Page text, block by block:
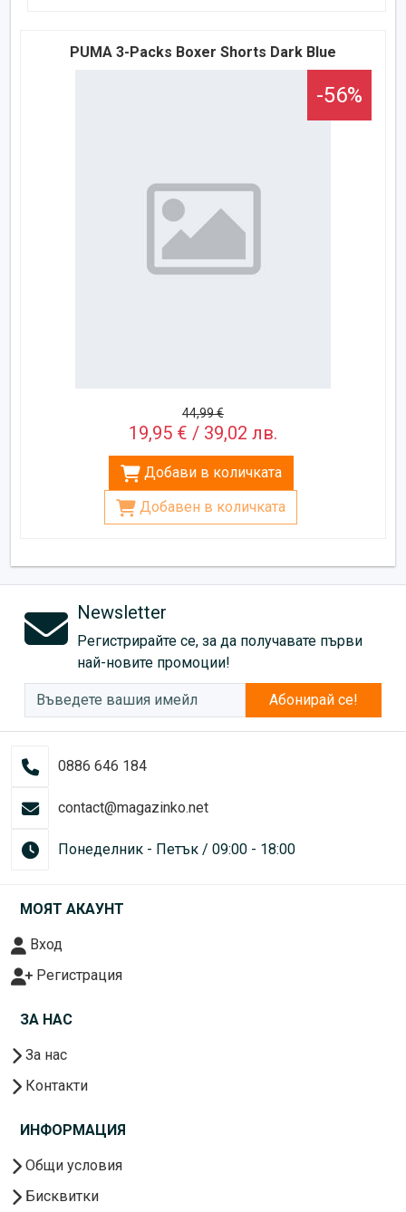
PUMA 3-Packs Boxer Shorts Dark Blue
-56%
44,99 €
19,95 € / 39,02 лв.
Добави в количката
Добавен в количката
Newsletter
Регистрирайте се, за да получавате първи
най-новите промоции!
Абонирай се!
0886 646 184
contact@magazinko.net
Понеделник - Петък / 09:00 - 18:00
МОЯТ АКАУНТ
Вход
Регистрация
ЗА НАС
За нас
Контакти
ИНФОРМАЦИЯ
Общи условия
Бисквитки